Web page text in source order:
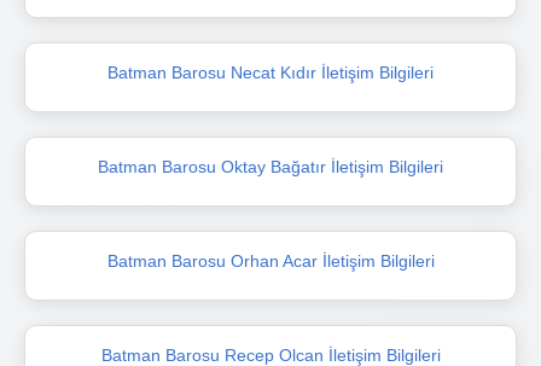
Batman Barosu Necat Kıdır İletişim Bilgileri
Batman Barosu Oktay Bağatır İletişim Bilgileri
Batman Barosu Orhan Acar İletişim Bilgileri
Batman Barosu Recep Olcan İletişim Bilgileri